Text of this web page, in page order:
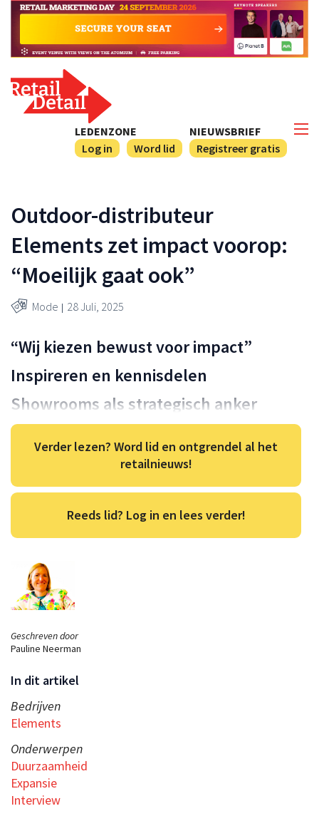
NIEUWSBRIEF
Registreer gratis
LEDENZONE
Log in
Word lid
Geschreven door
Pauline Neerman
In dit artikel
Bedrijven
Elements
Onderwerpen
Duurzaamheid
Expansie
Interview
Outdoor-distributeur
Elements zet impact voorop:
“Moeilijk gaat ook”
Mode 28 Juli, 2025
“Wij kiezen bewust voor impact”
Inspireren en kennisdelen
Showrooms als strategisch anker
Verder lezen? Word lid en ontgrendel al het
retailnieuws!
Reeds lid? Log in en lees verder!